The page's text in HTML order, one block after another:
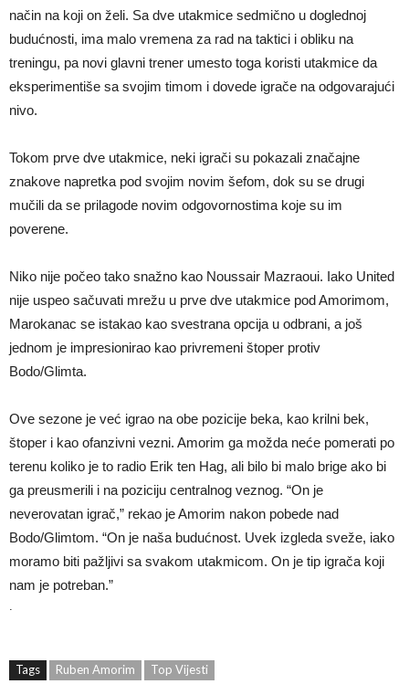
saobraćajnu nesreću
U Madridu iznenađeni nevjerovatnom ponudom za Ardu Gulera!
način na koji on želi. Sa dve utakmice sedmično u doglednoj
budućnosti, ima malo vremena za rad na taktici i obliku na
treningu, pa novi glavni trener umesto toga koristi utakmice da
eksperimentiše sa svojim timom i dovede igrače na odgovarajući
nivo.
Tokom prve dve utakmice, neki igrači su pokazali značajne
znakove napretka pod svojim novim šefom, dok su se drugi
mučili da se prilagode novim odgovornostima koje su im
poverene.
Niko nije počeo tako snažno kao Noussair Mazraoui. Iako United
nije uspeo sačuvati mrežu u prve dve utakmice pod Amorimom,
Marokanac se istakao kao svestrana opcija u odbrani, a još
jednom je impresionirao kao privremeni štoper protiv
Bodo/Glimta.
Ove sezone je već igrao na obe pozicije beka, kao krilni bek,
štoper i kao ofanzivni vezni. Amorim ga možda neće pomerati po
terenu koliko je to radio Erik ten Hag, ali bilo bi malo brige ako bi
ga preusmerili i na poziciju centralnog veznog. “On je
neverovatan igrač,” rekao je Amorim nakon pobede nad
Bodo/Glimtom. “On je naša budućnost. Uvek izgleda sveže, iako
moramo biti pažljivi sa svakom utakmicom. On je tip igrača koji
nam je potreban.”
.
Tags Ruben Amorim Top Vijesti